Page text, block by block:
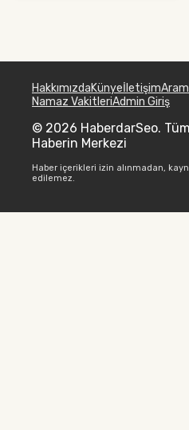
HakkımızdaKünyeİletişim
Namaz VakitleriAdmin Giriş
© 2026 HaberdarSeo. Tüm
Haberin Merkezi
Haber içerikleri izin alınmadan,
edilemez.